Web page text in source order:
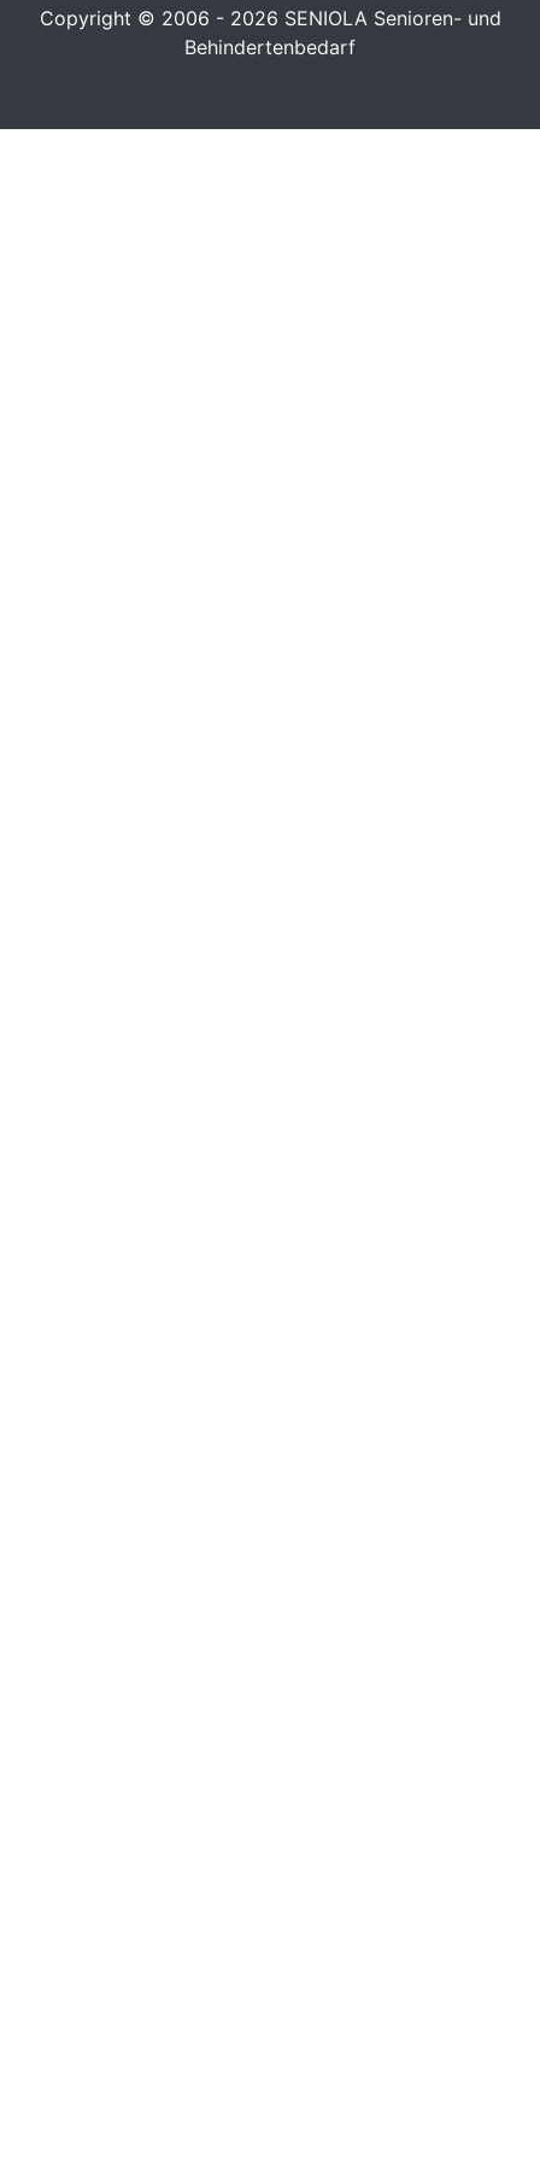
Copyright © 2006 - 2026 SENIOLA Senioren- und
Behindertenbedarf